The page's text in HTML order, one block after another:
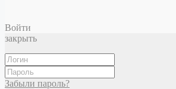
Войти
закрыть
Забыли пароль?